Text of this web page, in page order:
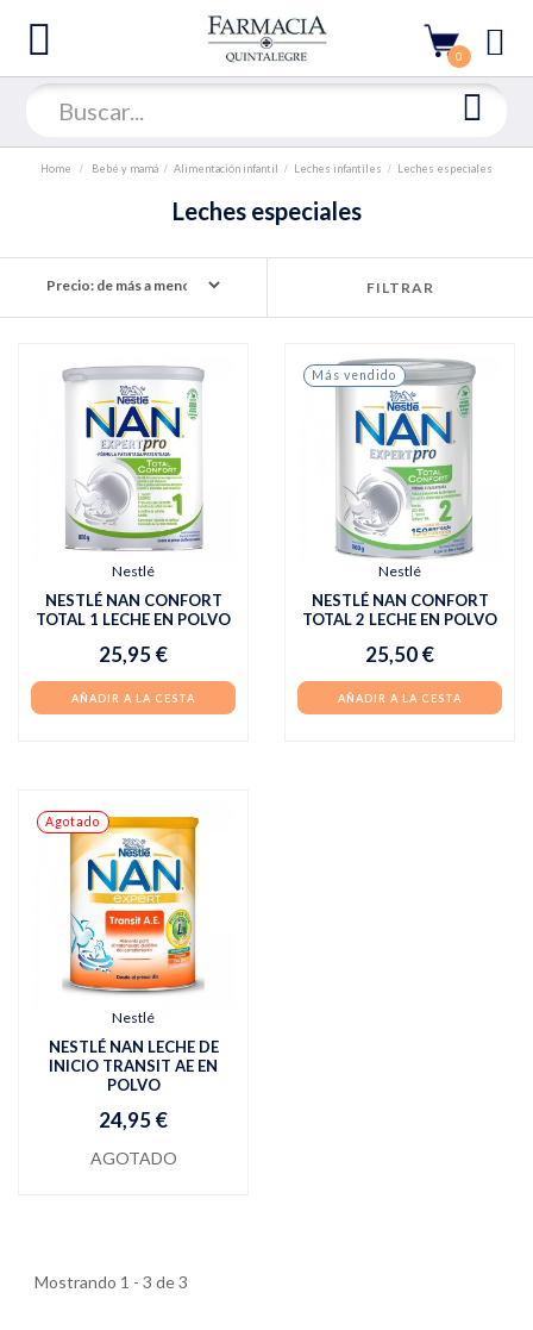
0
Home Bebé y mamá Alimentación infantil Leches infantiles Leches especiales
Leches especiales
FILTRAR
Nestlé
NESTLÉ NAN CONFORT
TOTAL 1 LECHE EN POLVO
25,95 €
AÑADIR A LA CESTA
Más vendido
Nestlé
NESTLÉ NAN CONFORT
TOTAL 2 LECHE EN POLVO
25,50 €
AÑADIR A LA CESTA
Agotado
Nestlé
NESTLÉ NAN LECHE DE
INICIO TRANSIT AE EN
POLVO
24,95 €
AGOTADO
Mostrando 1 - 3 de 3